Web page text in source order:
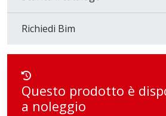
Scheda Tecnica RISK FREE
Scarica il catalogo